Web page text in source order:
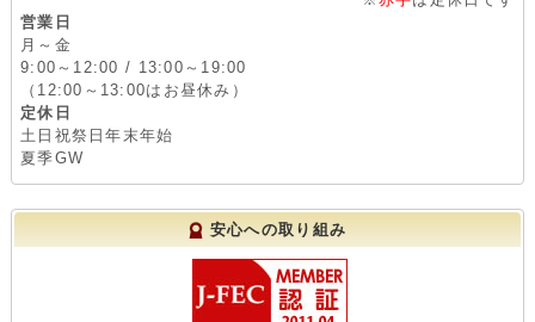
営業日
月～金
9:00～12:00 / 13:00～19:00
（12:00～13:00はお昼休み）
定休日
土日祝祭日年末年始
夏季GW
安心への取り組み